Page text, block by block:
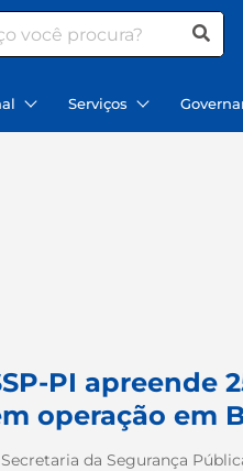
Serviços
PI apreende
operação em
da Segurança